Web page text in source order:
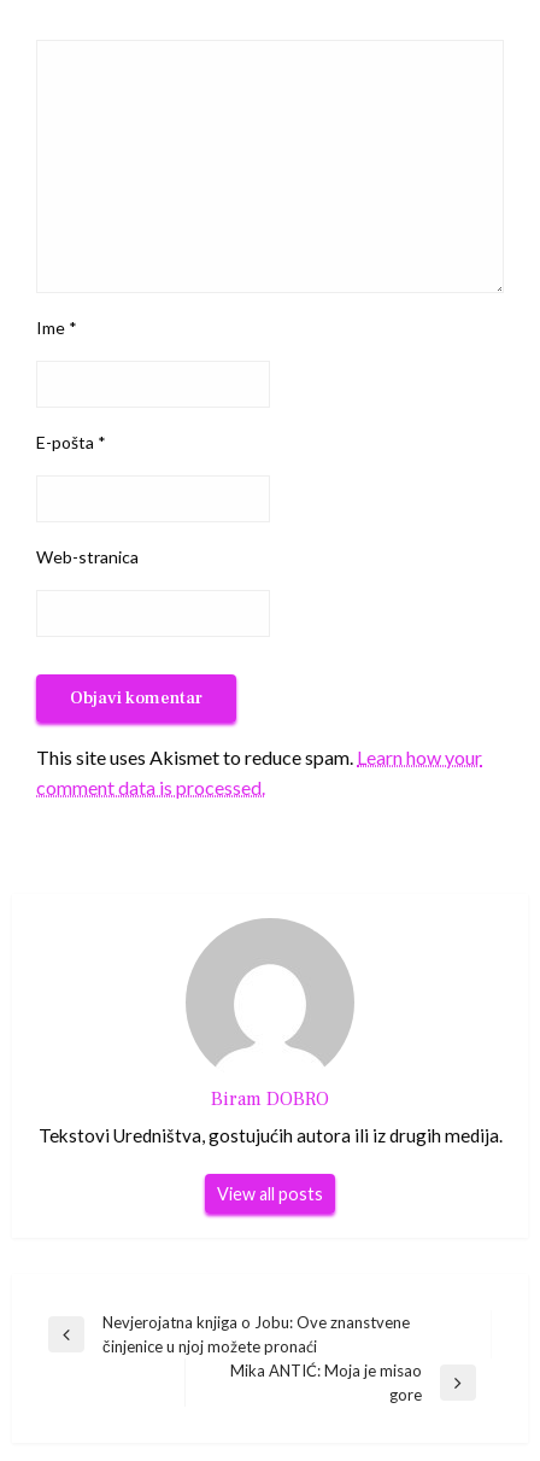
Ime *
E-pošta *
Web-stranica
This site uses Akismet to reduce spam. Learn how your
comment data is processed.
Biram DOBRO
Tekstovi Uredništva, gostujućih autora ili iz drugih medija.
View all posts
Navigacija
Previous
Nevjerojatna knjiga o Jobu: Ove znanstvene
činjenice u njoj možete pronaći
Mika ANTIĆ: Moja je misao
gore